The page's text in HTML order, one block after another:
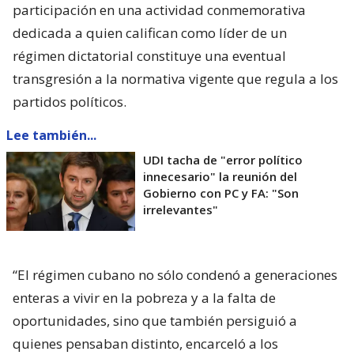
participación en una actividad conmemorativa
dedicada a quien califican como líder de un
régimen dictatorial constituye una eventual
transgresión a la normativa vigente que regula a los
partidos políticos.
Lee también...
UDI tacha de "error político
innecesario" la reunión del
Gobierno con PC y FA: "Son
irrelevantes"
“El régimen cubano no sólo condenó a generaciones
enteras a vivir en la pobreza y a la falta de
oportunidades, sino que también persiguió a
quienes pensaban distinto, encarceló a los